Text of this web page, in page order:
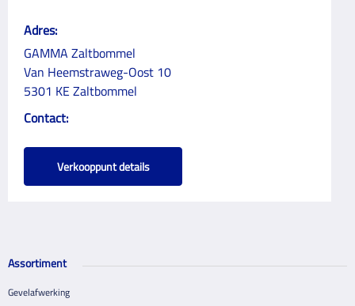
Adres:
GAMMA Zaltbommel
Van Heemstraweg-Oost 10
5301 KE Zaltbommel
Contact:
Verkooppunt details
Assortiment
Gevelafwerking